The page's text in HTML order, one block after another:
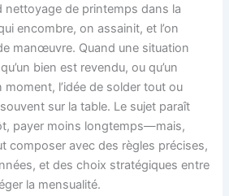
nettoyage de printemps dans la
encombre, on assainit, et l’on
manœuvre. Quand une situation
bien est revendu, ou qu’un
moment, l’idée de solder tout ou
sur la table. Le sujet paraît
payer moins longtemps—mais,
composer avec des règles précises,
et des choix stratégiques entre
la mensualité.